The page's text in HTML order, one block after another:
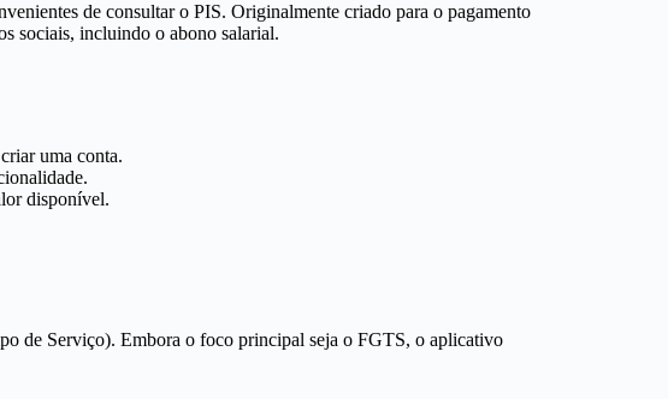
de consultar o PIS. Originalmente criado para o pagamento
sociais, incluindo o abono salarial.
uma conta.
disponível.
de Serviço). Embora o foco principal seja o FGTS, o aplicativo